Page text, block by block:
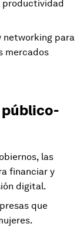
productividad
networking para
mercados
público-
las
financiar y
digital.
que